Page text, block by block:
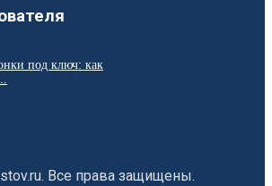
под ключ: как
Все права защищены.